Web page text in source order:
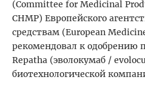
(Committee for Medicinal
CHMP) Европейского
средствам (European
рекомендовал к одобрению
Repatha (эволокумаб /
биотехнологической